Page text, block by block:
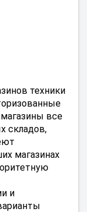
техники
все
складов,
магазинах
и